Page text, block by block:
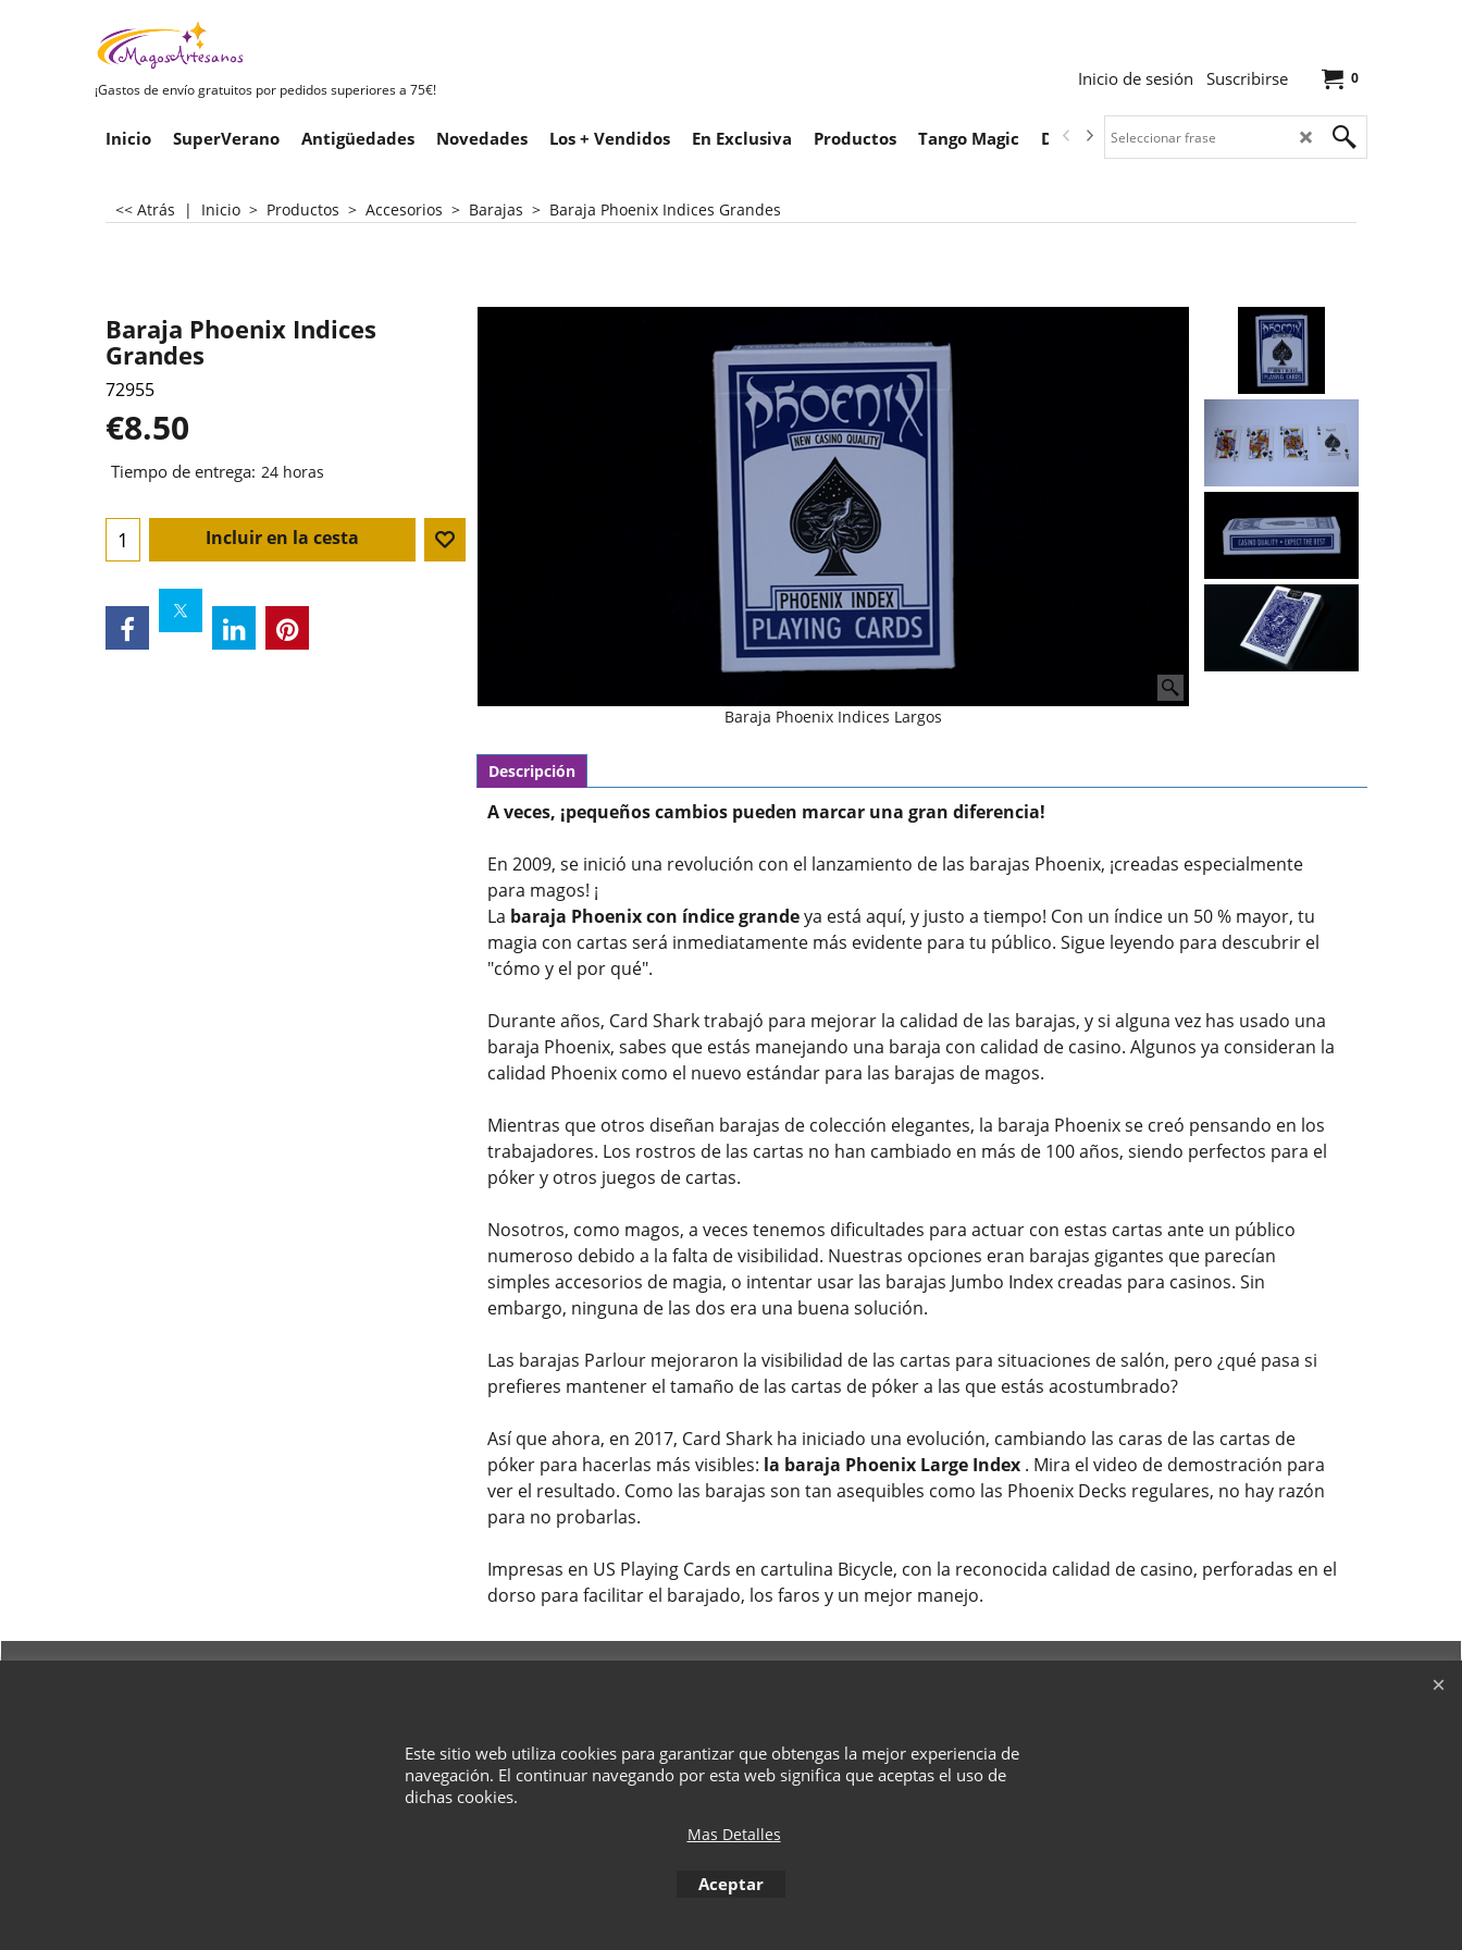
¡Gastos de envío gratuitos por pedidos superiores a 75€!
0
Inicio de sesión Suscribirse
Inicio SuperVerano Antigüedades Novedades Los + Vendidos En Exclusiva Productos Tango Magic Descargas
<< Atrás | Inicio > Productos > Accesorios > Barajas > Baraja Phoenix Indices Grandes
Baraja Phoenix Indices Largos
Baraja Phoenix Indices
Grandes
72955
€8.50
Tiempo de entrega: 24 horas
Incluir en la cesta
Descripción
A veces, ¡pequeños cambios pueden marcar una gran diferencia!
En 2009, se inició una revolución con el lanzamiento de las barajas Phoenix, ¡creadas especialmente
para magos! ¡
La baraja Phoenix con índice grandeya está aquí, y justo a tiempo! Con un índice un 50 % mayor, tu
magia con cartas será inmediatamente más evidente para tu público. Sigue leyendo para descubrir el
"cómo y el por qué".
Durante años, Card Shark trabajó para mejorar la calidad de las barajas, y si alguna vez has usado una
baraja Phoenix, sabes que estás manejando una baraja con calidad de casino. Algunos ya consideran la
calidad Phoenix como el nuevo estándar para las barajas de magos.
Mientras que otros diseñan barajas de colección elegantes, la baraja Phoenix se creó pensando en los
trabajadores. Los rostros de las cartas no han cambiado en más de 100 años, siendo perfectos para el
póker y otros juegos de cartas.
Nosotros, como magos, a veces tenemos dificultades para actuar con estas cartas ante un público
numeroso debido a la falta de visibilidad. Nuestras opciones eran barajas gigantes que parecían
simples accesorios de magia, o intentar usar las barajas Jumbo Index creadas para casinos. Sin
embargo, ninguna de las dos era una buena solución.
Las barajas Parlour mejoraron la visibilidad de las cartas para situaciones de salón, pero ¿qué pasa si
prefieres mantener el tamaño de las cartas de póker a las que estás acostumbrado?
Así que ahora, en 2017, Card Shark ha iniciado una evolución, cambiando las caras de las cartas de
póker para hacerlas más visibles: la baraja Phoenix Large Index . Mira el video de demostración para
ver el resultado. Como las barajas son tan asequibles como las Phoenix Decks regulares, no hay razón
para no probarlas.
Impresas en US Playing Cards en cartulina Bicycle, con la reconocida calidad de casino, perforadas en el
dorso para facilitar el barajado, los faros y un mejor manejo.
To create online store
ShopFactory eCommerce
Este sitio web utiliza cookies para garantizar que obtengas la mejor experiencia de
navegación. El continuar navegando por esta web significa que aceptas el uso de
dichas cookies.
Mas Detalles
Aceptar